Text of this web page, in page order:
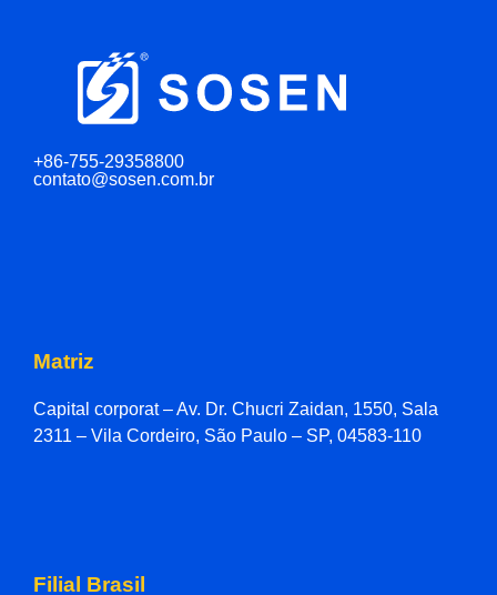
+86-755-29358800
contato@sosen.com.br
Matriz
Capital corporat – Av. Dr. Chucri Zaidan, 1550, Sala
2311 – Vila Cordeiro, São Paulo – SP, 04583-110
Filial Brasil